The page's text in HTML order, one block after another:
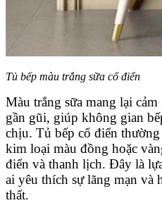
Tủ bếp màu trắng sữa cổ điển
Màu trắng sữa mang lại
gần gũi, giúp không gian
chịu. Tủ bếp cổ điển
kim loại màu đồng hoặc
điển và thanh lịch. Đây là
ai yêu thích sự lãng mạn và
thất.